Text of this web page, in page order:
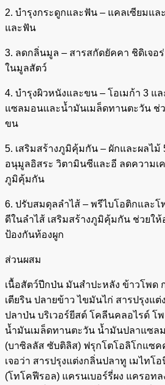
2. บำรุงกระดูกและฟัน – แคลเซียมแ
และฟัน
3. ลดกลิ่นมูล – สารสกัดยัคคา ชิดิเจอ
ในมูลสัตว์
4. บำรุงผิวหนังและขน – โอเมก้า 3 แ
แซลมอนและน้ำมันเมล็ดทานตะวัน ช่
ขน
5. เสริมสร้างภูมิคุ้มกัน – ผักและผลไม้
อนุมูลอิสระ วิตามินซีและอี ลดความเ
ภูมิคุ้มกัน
6. ปรับสมดุลลำไส้ – พรีไบโอติกและโ
ดีในลำไส้ เสริมสร้างภูมิคุ้มกัน ช่วยให้
ป้องกันท้องผูก
ส่วนผสม
เนื้อสัตว์ปีกป่น มันสำปะหลัง ข้าวโพด
เตียริน ปลายข้าว ไขมันไก่ สารปรุงแ
ปลาป่น บริเวอร์ยีสต์ โคลีนคลอไรด์ โ
น้ำมันเมล็ดทานตะวัน น้ำมันปลาแซล
(บาซิลลัส ซับติลิส) ฟรุกโตโอลิโกแซ
เจอว่า สารปรุงแต่งกลิ่นปลาทู เมไทโ
(โทโคฟีรอล) แครนเบอร์รี่ผง แครอทล